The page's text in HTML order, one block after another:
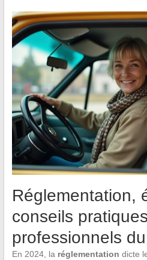
Réglementation,
conseils
professionnels
En 2024, la réglementation dicte